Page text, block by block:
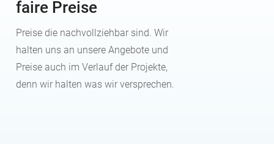
faire Preise
Preise die nachvollziehbar sind. Wir
halten uns an unsere Angebote und
Preise auch im Verlauf der Projekte,
denn wir halten was wir versprechen.